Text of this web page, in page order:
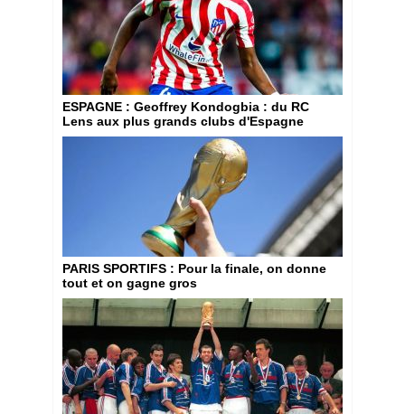
ESPAGNE : Geoffrey Kondogbia : du RC
Lens aux plus grands clubs d'Espagne
PARIS SPORTIFS : Pour la finale, on donne
tout et on gagne gros